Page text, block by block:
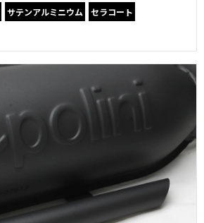
サテンアルミニウム
セラコート